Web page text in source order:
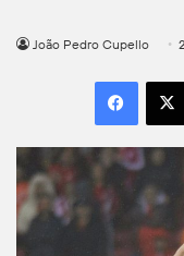
João Pedro Cupello